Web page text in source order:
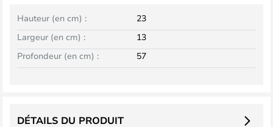
Largeur (en cm) : 13
Hauteur (en cm) : 23
Profondeur (en cm) : 57
DÉTAILS DU PRODUIT